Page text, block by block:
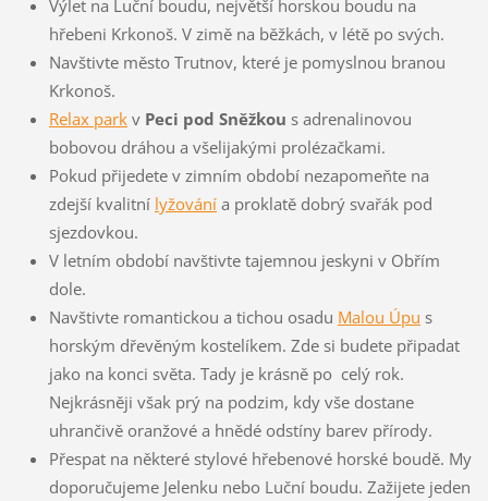
Výlet na Luční boudu, největší horskou boudu na
hřebeni Krkonoš. V zimě na běžkách, v létě po svých.
Navštivte město Trutnov, které je pomyslnou branou
Krkonoš.
Relax parkv Peci pod Sněžkou s adrenalinovou
bobovou dráhou a všelijakými prolézačkami.
Pokud přijedete v zimním období nezapomeňte na
zdejší kvalitní lyžovánía proklatě dobrý svařák pod
sjezdovkou.
V letním období navštivte tajemnou jeskyni v Obřím
dole.
Navštivte romantickou a tichou osadu Malou Úpu s
horským dřevěným kostelíkem. Zde si budete připadat
jako na konci světa. Tady je krásně po celý rok.
Nejkrásněji však prý na podzim, kdy vše dostane
uhrančivě oranžové a hnědé odstíny barev přírody.
Přespat na některé stylové hřebenové horské boudě. My
doporučujeme Jelenku nebo Luční boudu. Zažijete jeden